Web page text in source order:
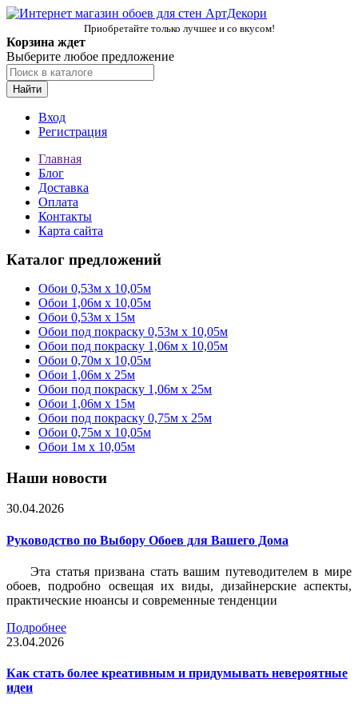
Приобретайте только лучшее и со вкусом!
Корзина ждет
Выберите любое предложение
Найти
Вход
Регистрация
Главная
Блог
Доставка
Оплата
Контакты
Карта сайта
Каталог предложений
Обои 0,53м x 10,05м
Обои 1,06м х 10,05м
Обои 0,53м x 15м
Обои под покраску 0,53м x 10,05м
Обои под покраску 1,06м х 10,05м
Обои 0,70м x 10,05м
Обои 1,06м x 25м
Обои под покраску 1,06м x 25м
Обои 1,06м x 15м
Обои под покраску 0,75м x 25м
Обои 0,75м x 10,05м
Обои 1м х 10,05м
Наши новости
30.04.2026
Руководство по Выбору Обоев для Вашего Дома
Эта статья призвана стать вашим путеводителем в мире
обоев, подробно освещая их виды, дизайнерские аспекты,
практические нюансы и современные тенденции
Подробнее
23.04.2026
Как стать более креативным и придумывать невероятные
идеи